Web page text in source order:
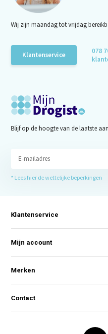
Wij zijn maandag tot vrijdag
Klantenservice
078
Blijf op de hoogte van de laatste
* Lees hier de wettelijke beperkingen
Klantenservice
Mijn account
Merken
Contact